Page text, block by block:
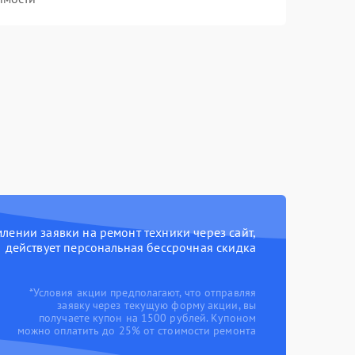
заявки на ремонт техники через сайт,
действует персональная бессрочная скидка
*Условия акции предполагают, что отправляя
заявку через текущую форму акции, вы
получаете купон на 1500 рублей. Купоном
можно оплатить до 25% от стоимости ремонта